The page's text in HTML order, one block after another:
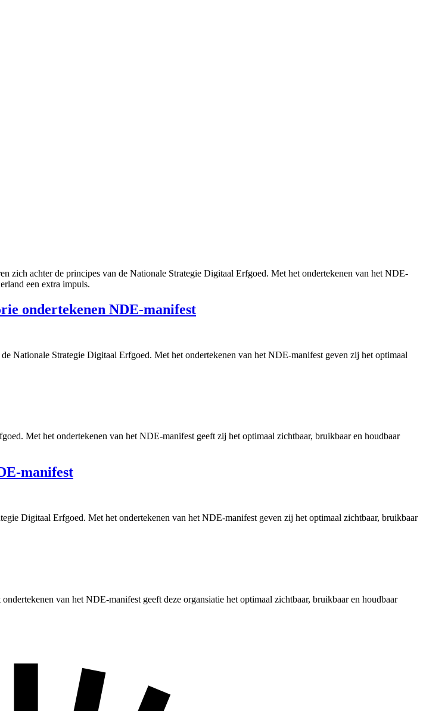
achter de principes van de Nationale Strategie Digitaal Erfgoed. Met het ondertekenen van het NDE-
een extra impuls.
ondertekenen NDE-manifest
Nationale Strategie Digitaal Erfgoed. Met het ondertekenen van het NDE-manifest geven zij het optimaal
Met het ondertekenen van het NDE-manifest geeft zij het optimaal zichtbaar, bruikbaar en houdbaar
manifest
Digitaal Erfgoed. Met het ondertekenen van het NDE-manifest geven zij het optimaal zichtbaar, bruikbaar
van het NDE-manifest geeft deze organsiatie het optimaal zichtbaar, bruikbaar en houdbaar